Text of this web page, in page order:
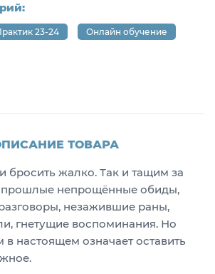
23-24 Онлайн обучение
ТОВАРА
бросить жалко. Так и тащим за
непрощённые обиды,
незажившие раны,
гнетущие воспоминания. Но
в настоящем означает оставить